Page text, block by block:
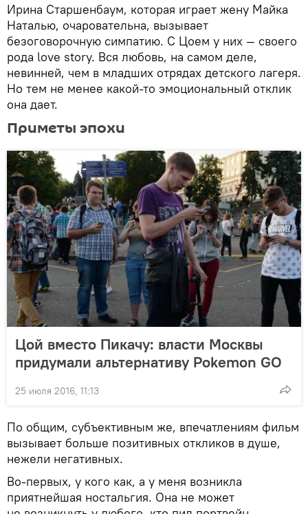
Ирина Старшенбаум, которая играет жену Майка
Наталью, очаровательна, вызывает
безоговорочную симпатию. С Цоем у них — своего
рода love story. Вся любовь, на самом деле,
невинней, чем в младших отрядах детского лагеря.
Но тем не менее какой-то эмоциональный отклик
она дает.
Приметы эпохи
Цой вместо Пикачу: власти Москвы
придумали альтернативу Pokemon GO
25 июля 2016, 11:13
По общим, субъективным же, впечатлениям фильм
вызывает больше позитивных откликов в душе,
нежели негативных.
Во-первых, у кого как, а у меня возникла
приятнейшая ностальгия. Она не может